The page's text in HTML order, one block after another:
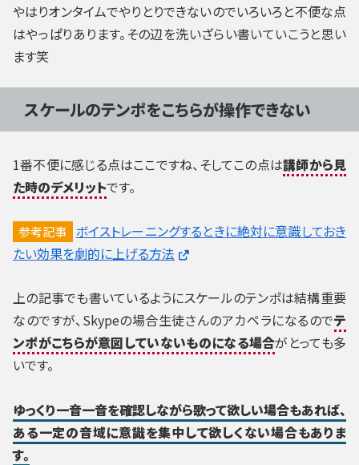
やはりオンタイムでやりとりできないのでいろいろと不便な点
はやっぱりあります。その辺を洗いざらい書いていこうと思い
ます笑
スケールのテンポをこちらが操作できない
1番不便に感じる点はここですね、そしてこの点は講師から見
た時のデメリットです。
参考記事
ボイストレーニングするときに絶対に意識しておき
たい効果を劇的に上げる方法
上の記事でも書いているようにスケールのテンポは結構重要
なのですが、Skypeの場合生徒さんのアカペラになるのでテ
ンポがこちらが意図していないものになる場合がとっても多
いです。
ゆっくり一音一音を確認しながら歌って欲しい場合もあれば、
ある一定の音域に意識を集中して欲しくない場合もありま
す。